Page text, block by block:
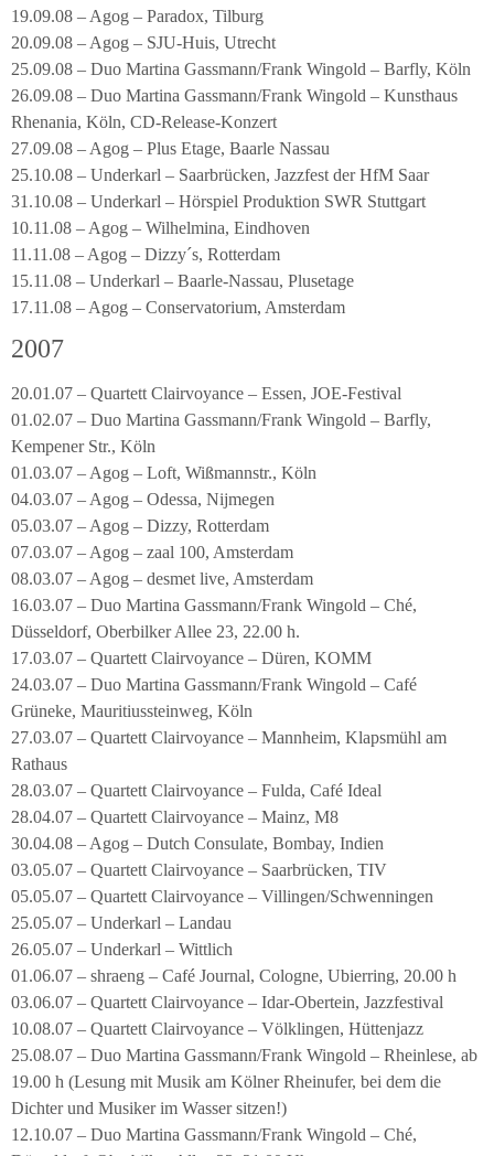
19.09.08 – Agog – Paradox, Tilburg
20.09.08 – Agog – SJU-Huis, Utrecht
25.09.08 – Duo Martina Gassmann/Frank Wingold – Barfly, Köln
26.09.08 – Duo Martina Gassmann/Frank Wingold – Kunsthaus
Rhenania, Köln, CD-Release-Konzert
27.09.08 – Agog – Plus Etage, Baarle Nassau
25.10.08 – Underkarl – Saarbrücken, Jazzfest der HfM Saar
31.10.08 – Underkarl – Hörspiel Produktion SWR Stuttgart
10.11.08 – Agog – Wilhelmina, Eindhoven
11.11.08 – Agog – Dizzy´s, Rotterdam
15.11.08 – Underkarl – Baarle-Nassau, Plusetage
17.11.08 – Agog – Conservatorium, Amsterdam
2007
20.01.07 – Quartett Clairvoyance – Essen, JOE-Festival
01.02.07 – Duo Martina Gassmann/Frank Wingold – Barfly,
Kempener Str., Köln
01.03.07 – Agog – Loft, Wißmannstr., Köln
04.03.07 – Agog – Odessa, Nijmegen
05.03.07 – Agog – Dizzy, Rotterdam
07.03.07 – Agog – zaal 100, Amsterdam
08.03.07 – Agog – desmet live, Amsterdam
16.03.07 – Duo Martina Gassmann/Frank Wingold – Ché,
Düsseldorf, Oberbilker Allee 23, 22.00 h.
17.03.07 – Quartett Clairvoyance – Düren, KOMM
24.03.07 – Duo Martina Gassmann/Frank Wingold – Café
Grüneke, Mauritiussteinweg, Köln
27.03.07 – Quartett Clairvoyance – Mannheim, Klapsmühl am
Rathaus
28.03.07 – Quartett Clairvoyance – Fulda, Café Ideal
28.04.07 – Quartett Clairvoyance – Mainz, M8
30.04.08 – Agog – Dutch Consulate, Bombay, Indien
03.05.07 – Quartett Clairvoyance – Saarbrücken, TIV
05.05.07 – Quartett Clairvoyance – Villingen/Schwenningen
25.05.07 – Underkarl – Landau
26.05.07 – Underkarl – Wittlich
01.06.07 – shraeng – Café Journal, Cologne, Ubierring, 20.00 h
03.06.07 – Quartett Clairvoyance – Idar-Obertein, Jazzfestival
10.08.07 – Quartett Clairvoyance – Völklingen, Hüttenjazz
25.08.07 – Duo Martina Gassmann/Frank Wingold – Rheinlese, ab
19.00 h (Lesung mit Musik am Kölner Rheinufer, bei dem die
Dichter und Musiker im Wasser sitzen!)
12.10.07 – Duo Martina Gassmann/Frank Wingold – Ché,